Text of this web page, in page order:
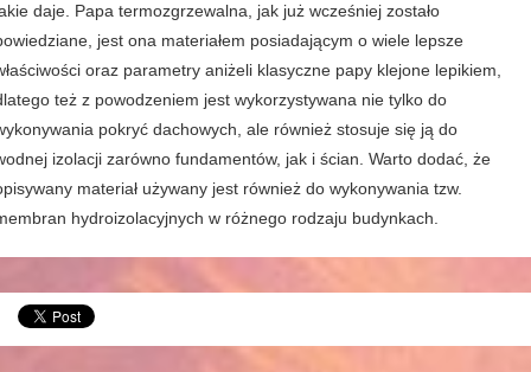
daje. Papa termozgrzewalna, jak już wcześniej zostało
jest ona materiałem posiadającym o wiele lepsze
oraz parametry aniżeli klasyczne papy klejone lepikiem,
też z powodzeniem jest wykorzystywana nie tylko do
pokryć dachowych, ale również stosuje się ją do
izolacji zarówno fundamentów, jak i ścian. Warto dodać, że
materiał używany jest również do wykonywania tzw.
hydroizolacyjnych w różnego rodzaju budynkach.